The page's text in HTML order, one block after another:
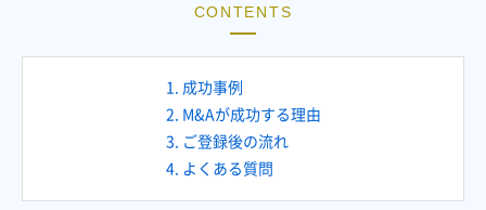
CONTENTS
1. 成功事例
2. M&Aが成功する理由
3. ご登録後の流れ
4. よくある質問